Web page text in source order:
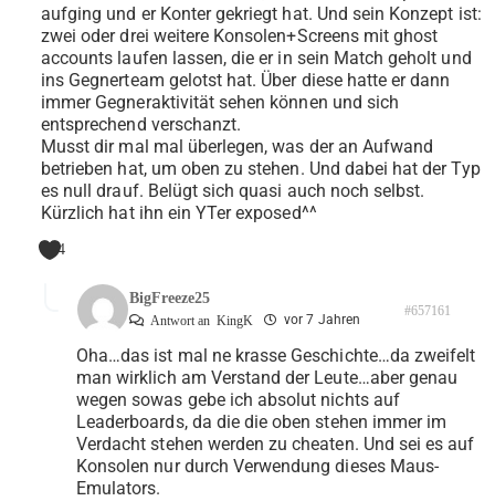
aufging und er Konter gekriegt hat. Und sein Konzept ist:
zwei oder drei weitere Konsolen+Screens mit ghost
accounts laufen lassen, die er in sein Match geholt und
ins Gegnerteam gelotst hat. Über diese hatte er dann
immer Gegneraktivität sehen können und sich
entsprechend verschanzt.
Musst dir mal mal überlegen, was der an Aufwand
betrieben hat, um oben zu stehen. Und dabei hat der Typ
es null drauf. Belügt sich quasi auch noch selbst.
Kürzlich hat ihn ein YTer exposed^^
4
BigFreeze25
Antwort an KingK vor 7 Jahren
#657161
Oha…das ist mal ne krasse Geschichte…da zweifelt
man wirklich am Verstand der Leute…aber genau
wegen sowas gebe ich absolut nichts auf
Leaderboards, da die die oben stehen immer im
Verdacht stehen werden zu cheaten. Und sei es auf
Konsolen nur durch Verwendung dieses Maus-
Emulators.